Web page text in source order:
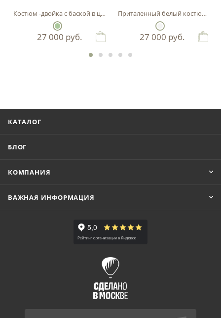
Костюм -двойка с баской в цвете фисташка
27 000 руб.
Приталенный белый костюм-
27 000 руб.
КАТАЛОГ
БЛОГ
КОМПАНИЯ
ВАЖНАЯ ИНФОРМАЦИЯ